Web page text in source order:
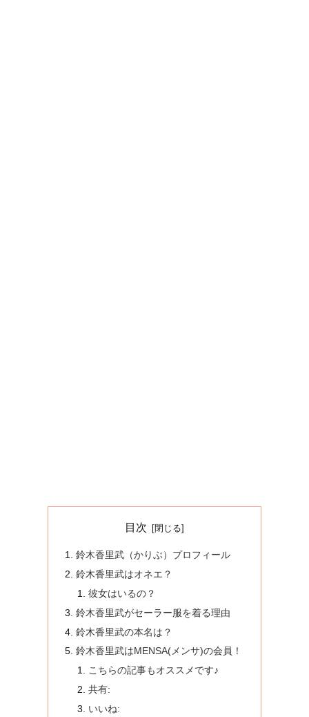
目次
鈴木香里武（かりぶ）プロフィール
鈴木香里武はオネエ？
彼女はいるの？
鈴木香里武がセーラー服を着る理由
鈴木香里武の本名は？
鈴木香里武はMENSA(メンサ)の会員！
こちらの記事もオススメです♪
共有:
いいね: